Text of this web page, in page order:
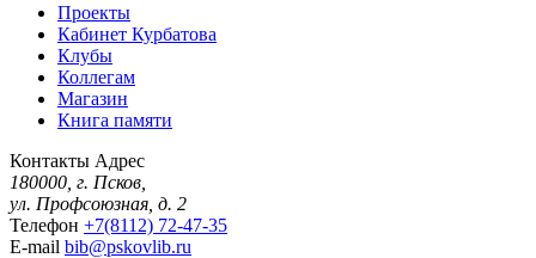
Проекты
Кабинет Курбатова
Клубы
Коллегам
Магазин
Книга памяти
Контакты Адрес
180000, г. Псков,
ул. Профсоюзная, д. 2
Телефон +7(8112) 72-47-35
E-mail bib@pskovlib.ru